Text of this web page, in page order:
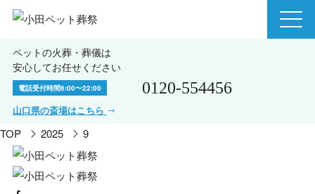
ペットの火葬・葬儀は
安心してお任せください
電話受付時間6:00〜22:00 0120-554456
山口県の斎場はこちら
TOP 2025 9